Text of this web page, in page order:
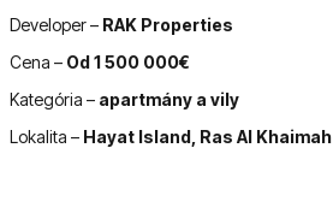
Developer – RAK Properties
Cena – Od 1 500 000€
Kategória – apartmány a vily
Lokalita – Hayat Island, Ras Al Khaimah